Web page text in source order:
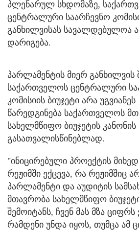
პლენარულ სხდომაზე,
ცენტრალური საარჩევნო
განხილვისას სავალდებულოა
დარიგება.
პარლამენტის მიერ განხილვის
საქართველოს ცენტრალური
კომისიის ბიუჯეტი არა უგვიანეს
წარედგინება საქართველოს
სახელმწიფო ბიუჯეტის
გასათვალისწინებლად.
"ინიცირებული პროექტის
რეჟიმში ექცევა, რა რეჟიმშიც
პარლამენტი და აუდიტის
მთავრობა სახელმწიფო
შემოიტანს, ჩვენ მას მზა
რამდენი უნდა იყოს, თუმცა ამ